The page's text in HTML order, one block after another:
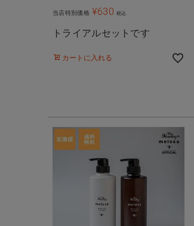
当店特別価格 ¥630 税込
トライアルセットです
カートに入れる